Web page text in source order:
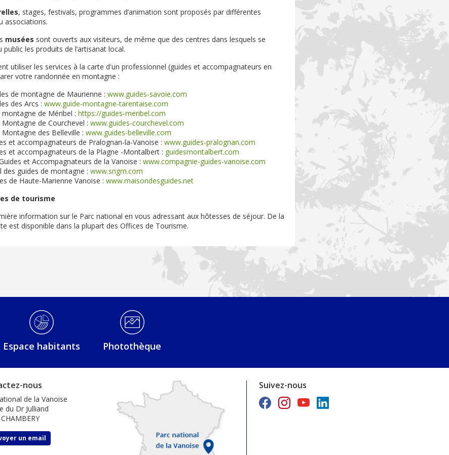
, stages, festivals, programmes d’animation sont proposés par différentes
associations.
musées sont ouverts aux visiteurs, de même que des centres dans lesquels se
les produits de l’artisanat local.
utiliser les services à la carte d'un professionnel (guides et accompagnateurs en
votre randonnée en montagne :
de montagne de Maurienne : www.guides-savoie.com
des Arcs : www.guide-montagne-tarentaise.com
de Méribel : https://guides-meribel.com
de Courchevel : www.guides-courchevel.com
des Belleville : www.guides-belleville.com
et accompagnateurs de Pralognan-la-Vanoise : www.guides-pralognan.com
et accompagnateurs de la Plagne -Montalbert : guidesmontalbert.com
et Accompagnateurs de la Vanoise : www.compagnie-guides-vanoise.com
des guides de montagne : www.sngm.com
de Haute-Marienne Vanoise : www.maisondesguides.net
de tourisme
information sur le Parc national en vous adressant aux hôtesses de séjour. De la
est disponible dans la plupart des Offices de Tourisme.
Espace habitants Photothèque
nous
de la Vanoise
du Dr Julliand
un email
Suivez-nous